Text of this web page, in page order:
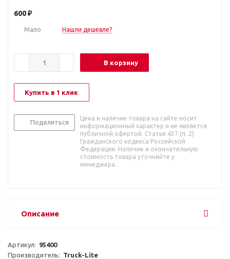
600₽
Мало Нашли дешевле?
В корзину
Купить в 1 клик
Поделиться
Цена и наличие товара на сайте носит
информационный характер и не является
публичной офертой. Статья 437 (п. 2)
Гражданского кодекса Российской
Федерации. Наличие и окончательную
стоимость товара уточняйте у
менеджера.
Описание
Артикул: 95400
Производитель: Truck-Lite